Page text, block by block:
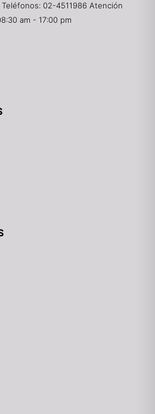
02-4511986 Atención
am - 17:00 pm
asesoramos
tallas, envíos y
en tu primera compra
que prefieras 💕